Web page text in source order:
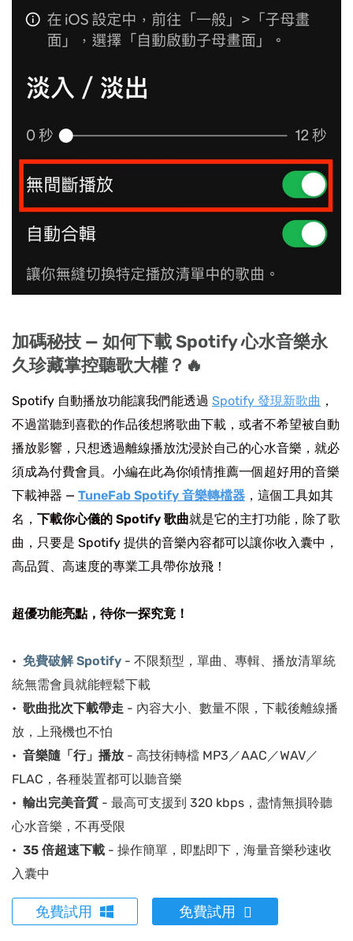
加碼秘技 — 如何下載 Spotify 心水音樂永
久珍藏掌控聽歌大權？🔥
Spotify 自動播放功能讓我們能透過 Spotify 發現新歌曲 ，
不過當聽到喜歡的作品後想將歌曲下載，或者不希望被自動
播放影響，只想透過離線播放沈浸於自己的心水音樂，就必
須成為付費會員。小編在此為你傾情推薦一個超好用的音樂
下載神器 — TuneFab Spotify 音樂轉檔器 ，這個工具如其
名， 下載你心儀的 Spotify 歌曲就是它的主打功能，除了歌
曲，只要是 Spotify 提供的音樂內容都可以讓你收入囊中，
高品質、高速度的專業工具帶你放飛！
超優功能亮點，待你一探究竟！
免費破解 Spotify - 不限類型，單曲、專輯、播放清單統
統無需會員就能輕鬆下載
歌曲批次下載帶走 - 內容大小、數量不限，下載後離線播
放，上飛機也不怕
音樂隨「行」播放 - 高技術轉檔 MP3／AAC／WAV／
FLAC，各種裝置都可以聽音樂
輸出完美音質 - 最高可支援到 320 kbps，盡情無損聆聽
心水音樂，不再受限
35 倍超速下載 - 操作簡單，即點即下，海量音樂秒速收
入囊中
免費試用 免費試用